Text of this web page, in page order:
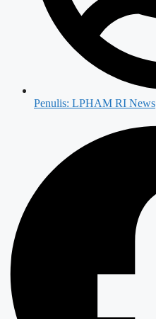
Penulis: LPHAM RI News